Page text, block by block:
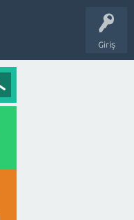
Giriş